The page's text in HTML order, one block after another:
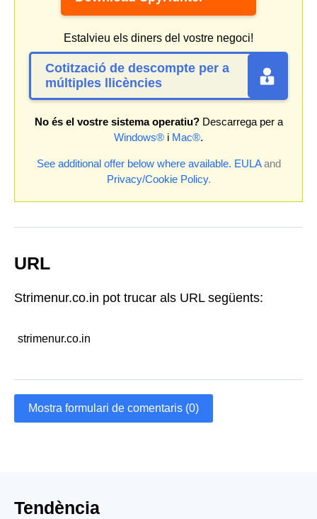
Estalvieu els diners del vostre negoci!
Cotització de descompte per a
múltiples llicències
No és el vostre sistema operatiu?Descarrega per a
Windows® i Mac®.
See additional offer below where available. EULAand
Privacy/Cookie Policy.
URL
Strimenur.co.in pot trucar als URL següents:
strimenur.co.in
Mostra formulari de comentaris (0)
Tendència